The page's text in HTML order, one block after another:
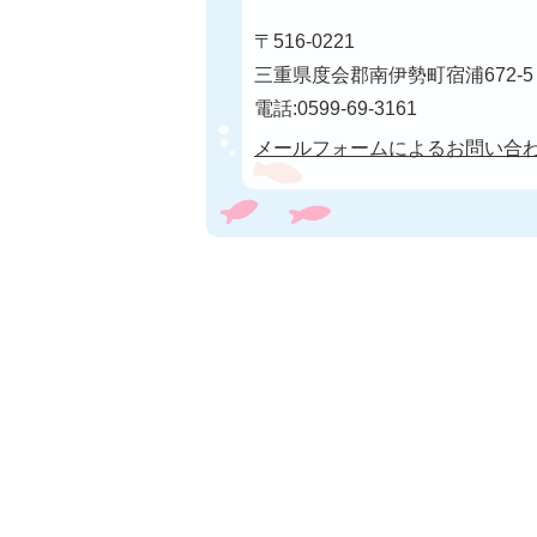
〒516-0221
三重県度会郡南伊勢町宿浦672-5
電話:0599-69-3161
メールフォームによるお問い合